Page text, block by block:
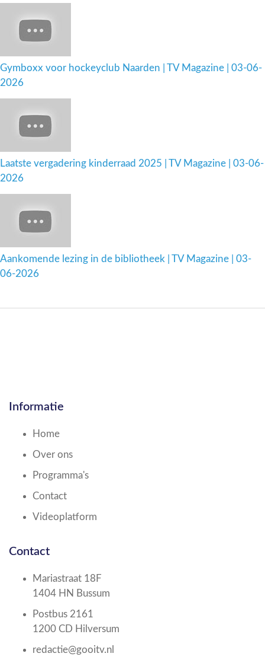
Gymboxx voor hockeyclub Naarden | TV Magazine | 03-06-
2026
Laatste vergadering kinderraad 2025 | TV Magazine | 03-06-
2026
Aankomende lezing in de bibliotheek | TV Magazine | 03-
06-2026
Informatie
Home
Over ons
Programma's
Contact
Videoplatform
Contact
Mariastraat 18F
1404 HN Bussum
Postbus 2161
1200 CD Hilversum
redactie@gooitv.nl